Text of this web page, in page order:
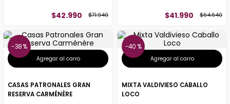
$42.990 $71.940 $41.990 $64.640
38 %
Agregar al carro
CASAS PATRONALES GRAN
RESERVA CARMÉNÈRE
40 %
Agregar al carro
MIXTA VALDIVIESO CABALLO
LOCO